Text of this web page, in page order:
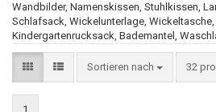
Wandbilder, Namenskissen, Stuhlkissen,
Schlafsack, Wickelunterlage, Wickeltasche,
Kindergartenrucksack, Bademantel,
Sortieren nach 32
1